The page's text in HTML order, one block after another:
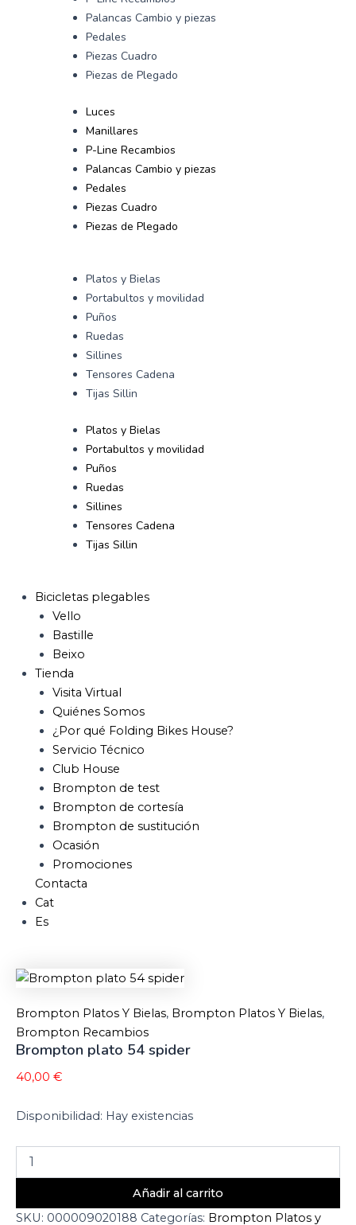
Palancas Cambio y piezas
Pedales
Piezas Cuadro
Piezas de Plegado
Luces
Manillares
P-Line Recambios
Palancas Cambio y piezas
Pedales
Piezas Cuadro
Piezas de Plegado
Platos y Bielas
Portabultos y movilidad
Puños
Ruedas
Sillines
Tensores Cadena
Tijas Sillin
Platos y Bielas
Portabultos y movilidad
Puños
Ruedas
Sillines
Tensores Cadena
Tijas Sillin
Bicicletas plegables
Vello
Bastille
Beixo
Tienda
Visita Virtual
Quiénes Somos
¿Por qué Folding Bikes House?
Servicio Técnico
Club House
Brompton de test
Brompton de cortesía
Brompton de sustitución
Ocasión
Promociones
Contacta
Cat
Es
Brompton Platos Y Bielas, Brompton Platos Y Bielas,
Brompton Recambios
Brompton plato 54 spider
40,00 €
Disponibilidad: Hay existencias
Añadir al carrito
SKU: 000009020188 Categorías: Brompton Platos y